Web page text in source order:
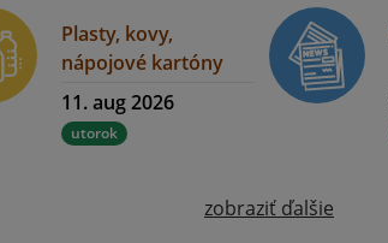
Plasty, kovy,
nápojové kartóny
11. aug 2026
utorok
zobraziť ďalšie